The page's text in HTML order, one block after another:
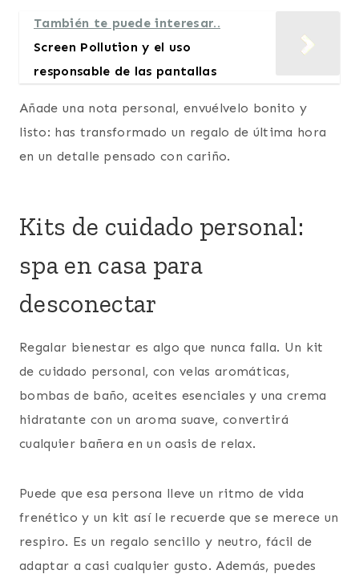
También te puede interesar..
Screen Pollution y el uso
responsable de las pantallas
Añade una nota personal, envuélvelo bonito y
listo: has transformado un regalo de última hora
en un detalle pensado con cariño.
Kits de cuidado personal:
spa en casa para
desconectar
Regalar bienestar es algo que nunca falla. Un kit
de cuidado personal, con velas aromáticas,
bombas de baño, aceites esenciales y una crema
hidratante con un aroma suave, convertirá
cualquier bañera en un oasis de relax.
Puede que esa persona lleve un ritmo de vida
frenético y un kit así le recuerde que se merece un
respiro. Es un regalo sencillo y neutro, fácil de
adaptar a casi cualquier gusto. Además, puedes